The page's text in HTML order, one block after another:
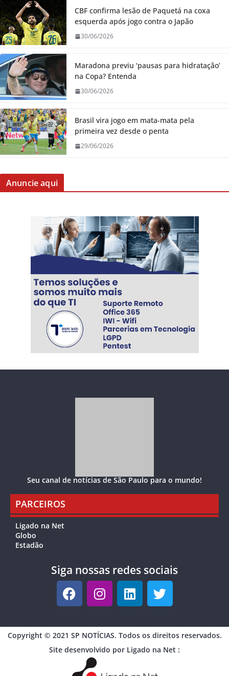
CBF confirma lesão de Paquetá na coxa
esquerda após jogo contra o Japão
30/06/2026
Maradona previu ‘pausas para hidratação’
na Copa? Entenda
30/06/2026
Brasil vira jogo em mata-mata pela
primeira vez desde o penta
29/06/2026
Anuncie aqui
Seu canal de notícias de São Paulo para o mundo!
PARCEIROS
Ligado na Net
Globo
Estadão
Siga nossas redes sociais
Copyright © 2021 SP NOTÍCIAS. Todos os direitos reservados.
Site desenvolvido por Ligado na Net :